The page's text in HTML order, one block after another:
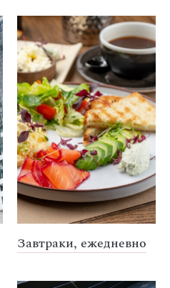
Завтраки, ежедневно